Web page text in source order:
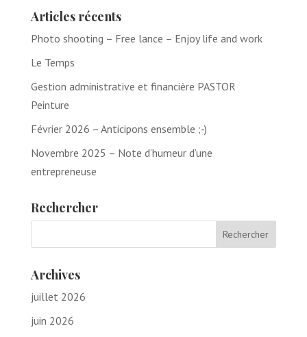
Articles récents
Photo shooting – Free lance – Enjoy life and work
Le Temps
Gestion administrative et financière PASTOR
Peinture
Février 2026 – Anticipons ensemble ;-)
Novembre 2025 – Note d’humeur d’une
entrepreneuse
Rechercher
Archives
juillet 2026
juin 2026